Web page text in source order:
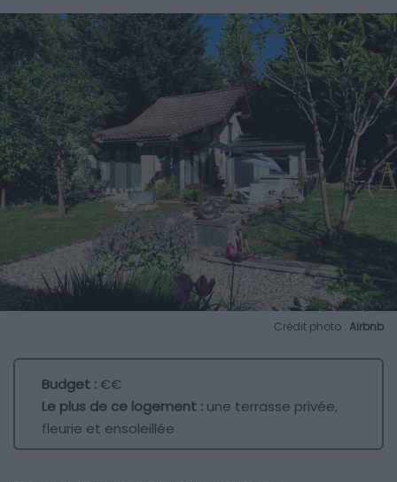
Crédit photo : Airbnb
Budget :€€
Le plus de ce logement : une terrasse privée,
fleurie et ensoleillée